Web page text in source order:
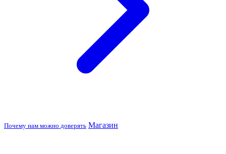
Почему нам можно доверять Магазин